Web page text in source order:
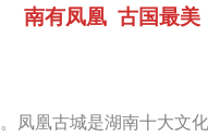
南有凤凰 古国最美
凤凰古城是湖南十大文